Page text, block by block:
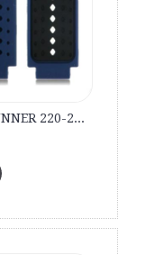
GARMIN Λουρί O.E.M. FORERUNNER 220-230-235-620-630-735XT Μπλε Μαύρο εμπορίου